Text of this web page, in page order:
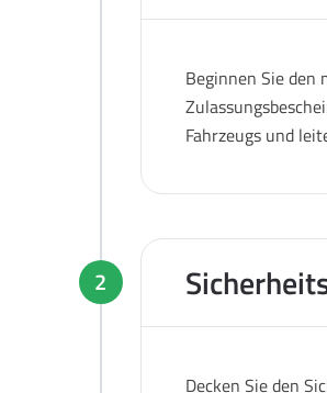
Beginnen Sie den
Fahrzeugs und
2
Decken Sie den